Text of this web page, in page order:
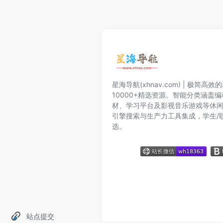
站点提交
星海导航(xhnav.com) | 极简高效
10000+精选资源。智能分类涵盖
材、学习平台及影视音乐游戏等休
引擎搜索与生产力工具集成，学生/
选。